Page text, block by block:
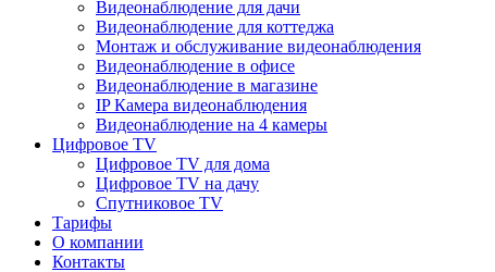
Видеонаблюдение для дачи
Видеонаблюдение для коттеджа
Монтаж и обслуживание видеонаблюдения
Видеонаблюдение в офисе
Видеонаблюдение в магазине
IP Камера видеонаблюдения
Видеонаблюдение на 4 камеры
Цифровое TV
Цифровое TV для дома
Цифровое TV на дачу
Спутниковое TV
Тарифы
О компании
Контакты